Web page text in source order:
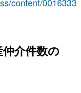
介件数の